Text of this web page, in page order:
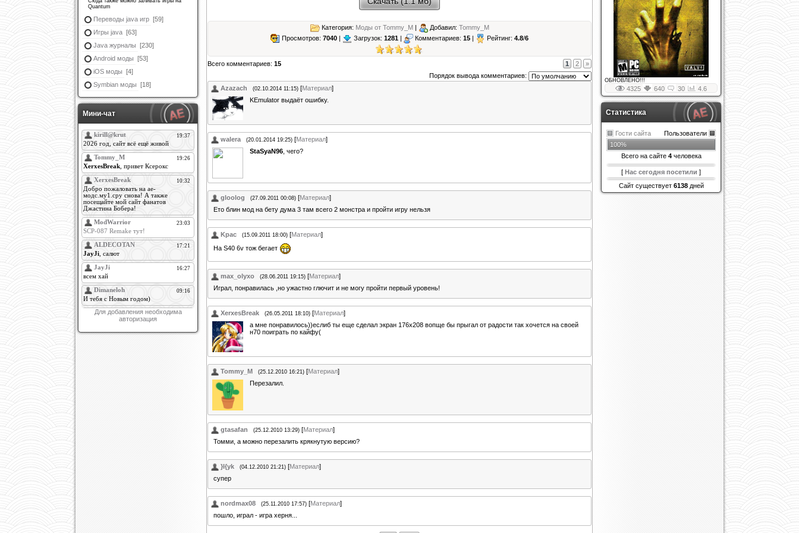
Quantum
Переводы java игр [59]
Игры java [63]
Java журналы [230]
Android моды [53]
iOS моды [4]
Symbian моды [18]
Мини-чат
Для добавления необходима
авторизация
Категория: Моды от Tommy_M| Добавил: Tommy_M
Просмотров: 7040 | Загрузок: 1281 | Комментариев: 15 | Рейтинг: 4.8/6
Всего комментариев: 15 1 2
»
Порядок вывода комментариев:
Azazach
(02.10.2014 11:15) [Материал]
KEmulator выдаёт ошибку.
walera (20.01.2014 19:25) [Материал]
StaSyaN96 , чего?
gloolog (27.09.2011 00:08) [Материал]
Ето блин мод на бету дума 3 там всего 2 монстра и пройти игру нельзя
Kpac (15.09.2011 18:00) [Материал]
На S40 6v тож бегает
max_olyxo (28.06.2011 19:15) [Материал]
Играл, понравилась ,но ужастно глючит и не могу пройти первый уровень!
XerxesBreak (26.05.2011 18:10) [Материал]
а мне понравилось))еслиб ты еще сделал экран 176х208 вопще бы прыгал от радости так хочется на своей
н70 поиграть по кайфу(
Tommy_M (25.12.2010 16:21) [Материал]
Перезалил.
gtasafan (25.12.2010 13:29) [Материал]
Томми, а можно перезалить крякнутую версию?
}I{yk (04.12.2010 21:21) [Материал]
супер
nordmax08 (25.11.2010 17:57) [Материал]
пошло, играл - игра херня...
ОБНОВЛЕНО!!!
4325 640 30 4.6
Статистика
Пользователи
Гости сайта
100%
Всего на сайте 4человека
[ Нас сегодня посетили ]
Сайт существует 6138дней